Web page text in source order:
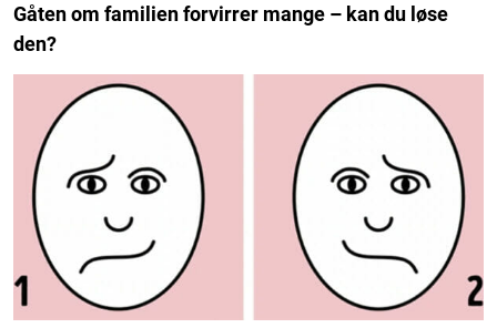
Gåten om familien forvirrer mange – kan du løse
den?